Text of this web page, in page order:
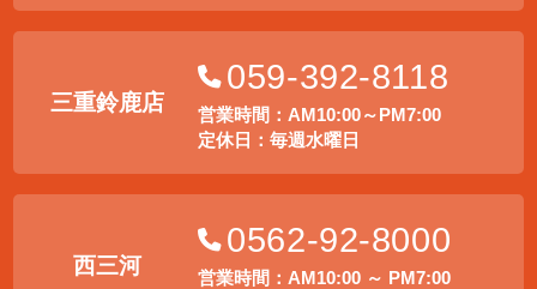
三重鈴鹿店
059-392-8118
営業時間：AM10:00～PM7:00
定休日：毎週水曜日
西三河
0562-92-8000
営業時間：AM10:00 ～ PM7:00